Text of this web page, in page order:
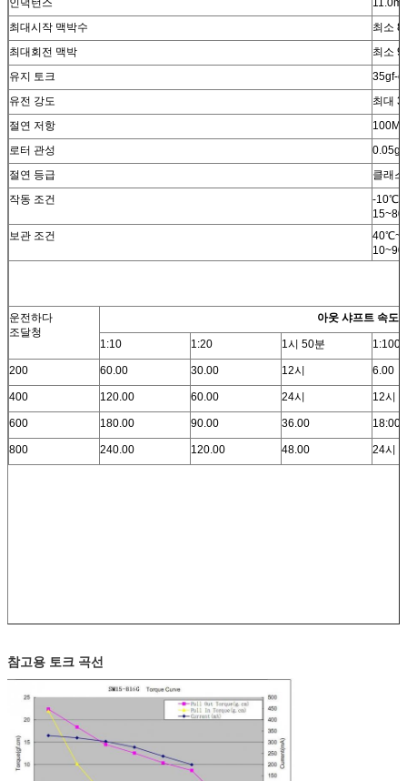
인덕턴스
최대시작 맥박수
최소
최대회전 맥박
최소
유지 토크
35gf-
유전 강도
최대
절연 저항
로터 관성
절연 등급
클래스
작동 조건
-
보관 조건
운전하다
조달청
아웃 샤프트 속도
1:10 1:20 1시 50분 1:100
200 60.00 30.00 12시 6.00
400 120.00 60.00 24시 12시
600 180.00 90.00 36.00 18:00
800 240.00 120.00 48.00 24시
참고용 토크 곡선